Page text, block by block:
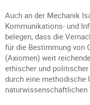
Auch an der Mechanik
Kommunikations- und
belegen, dass die
für die Bestimmung von
(Axiomen) weit
ethischer und
durch eine methodische
naturwissenschaftlichen